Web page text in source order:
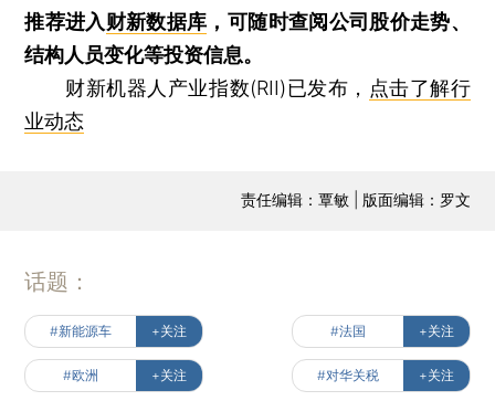
推荐进入财新数据库 ，可随时查阅公司股价走势、
结构人员变化等投资信息。
财新机器人产业指数(RII)已发布， 点击了解行
业动态
责任编辑：覃敏 | 版面编辑：罗文
话题：
#新能源车 +关注 #法国 +关注
#欧洲 +关注 #对华关税 +关注